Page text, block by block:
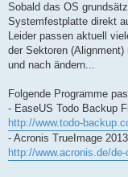
Sobald das OS
Systemfestplatte direkt
Leider passen aktuell
der Sektoren
und nach ändern...
Folgende Programme
- EaseUS Todo Backup
http://www.todo-
- Acronis TrueImage
http://www.acronis.de/